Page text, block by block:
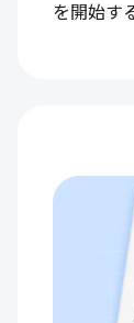
を開始す